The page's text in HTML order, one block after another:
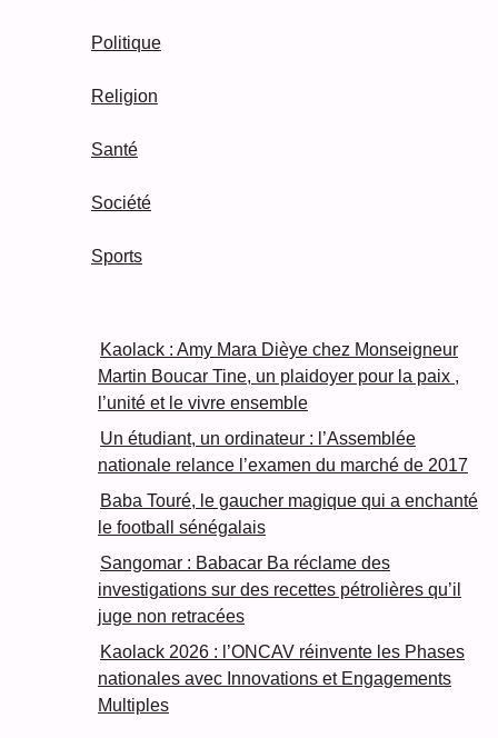
Politique
Religion
Santé
Société
Sports
Kaolack : Amy Mara Dièye chez Monseigneur
Martin Boucar Tine, un plaidoyer pour la paix ,
l’unité et le vivre ensemble
Un étudiant, un ordinateur : l’Assemblée
nationale relance l’examen du marché de 2017
Baba Touré, le gaucher magique qui a enchanté
le football sénégalais
Sangomar : Babacar Ba réclame des
investigations sur des recettes pétrolières qu’il
juge non retracées
Kaolack 2026 : l’ONCAV réinvente les Phases
nationales avec Innovations et Engagements
Multiples